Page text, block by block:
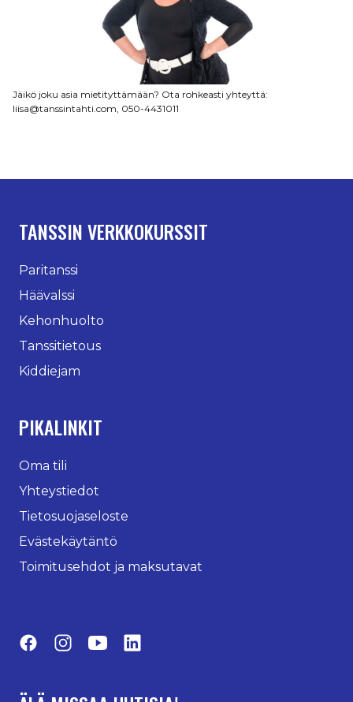
Jäikö joku asia mietityttämään? Ota rohkeasti yhteyttä:
liisa@tanssintahti.com, 050-4431011
TANSSIN VERKKOKURSSIT
Paritanssi
Häävalssi
Kehonhuolto
Tanssitietous
Kiddiejam
PIKALINKIT
Oma tili
Yhteystiedot
Tietosuojaseloste
Evästekäytäntö
Toimitusehdot ja maksutavat
FacebookInstagramYouTube